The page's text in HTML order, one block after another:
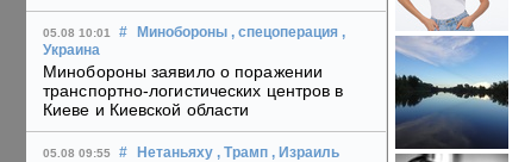
05.08 10:01 # Минобороны , спецоперация ,
Украина
Минобороны заявило о поражении
транспортно-логистических центров в
Киеве и Киевской области
05.08 09:55 # Нетаньяху , Трамп , Израиль